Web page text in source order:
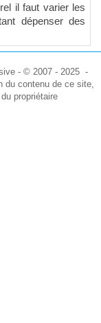
il faut varier les
dépenser des
- © 2007 - 2025 -
du contenu de ce site,
propriétaire